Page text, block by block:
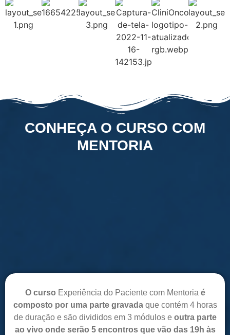
CONHEÇA O CURSO COM
MENTORIA
O curso Experiência do Paciente com Mentoria é
composto por uma parte gravada que contém 4 horas
de duração e são divididos em 3 módulos e outra parte
ao vivo onde serão 5 encontros que vão das 19h às